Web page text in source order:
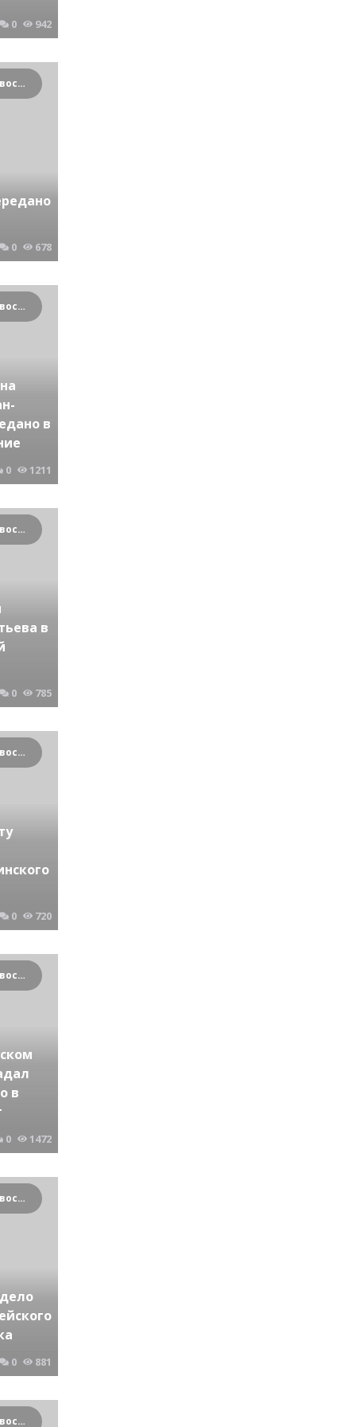
0 942
Криминальные новости Новосибирска и Сибирского региона
0 678
Криминальные новости Новосибирска и Сибирского региона
в
0 1211
Криминальные новости Новосибирска и Сибирского региона
в
0 785
Криминальные новости Новосибирска и Сибирского региона
0 720
Криминальные новости Новосибирска и Сибирского региона
в
0 1472
Криминальные новости Новосибирска и Сибирского региона
0 881
Криминальные новости Новосибирска и Сибирского региона